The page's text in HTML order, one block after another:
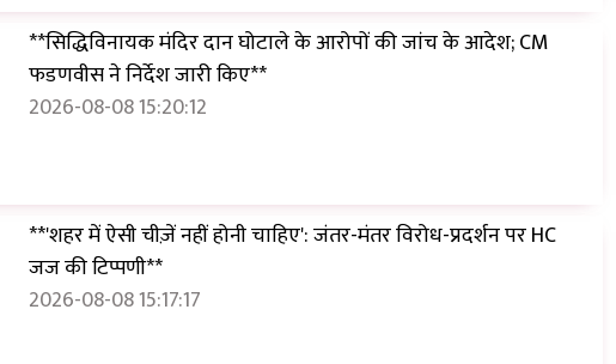
**सिद्धिविनायक मंदिर दान घोटाले के आरोपों की जांच के आदेश; CM
फडणवीस ने निर्देश जारी किए**
2026-08-08 15:20:12
**'शहर में ऐसी चीज़ें नहीं होनी चाहिए': जंतर-मंतर विरोध-प्रदर्शन पर HC
जज की टिप्पणी**
2026-08-08 15:17:17